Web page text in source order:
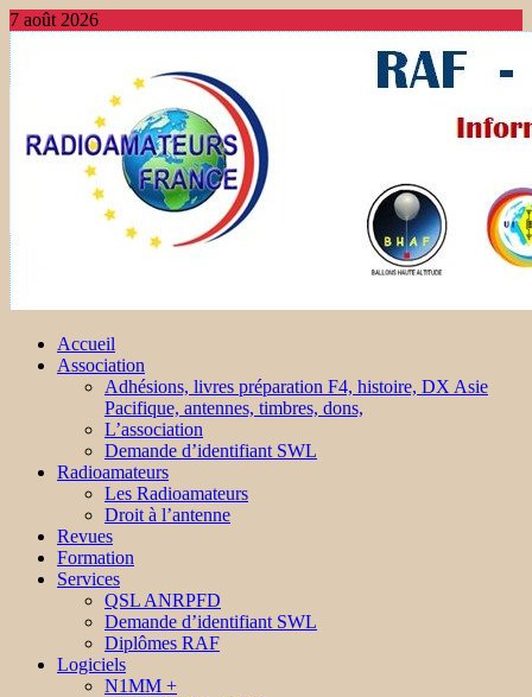
7 août 2026
Accueil
Association
Adhésions, livres préparation F4, histoire, DX Asie
Pacifique, antennes, timbres, dons,
L’association
Demande d’identifiant SWL
Radioamateurs
Les Radioamateurs
Droit à l’antenne
Revues
Formation
Services
QSL ANRPFD
Demande d’identifiant SWL
Diplômes RAF
Logiciels
N1MM +